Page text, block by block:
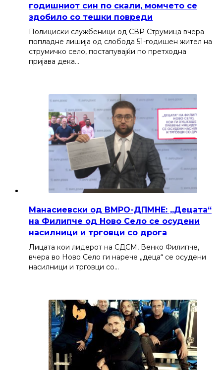
годишниот син по скали, момчето се
здобило со тешки повреди
Полициски службеници од СВР Струмица вчера
попладне лишија од слобода 51-годишен жител на
струмичко село, постапувајќи по претходна
пријава дека…
Манасиевски од ВМРО-ДПМНЕ: „Децата“
на Филипче од Ново Село се осудени
насилници и трговци со дрога
Лицата кои лидерот на СДСМ, Венко Филипче,
вчера во Ново Село ги нарече „деца“ се осудени
насилници и трговци со…